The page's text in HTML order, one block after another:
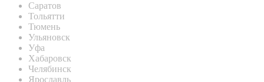
Саратов
Тольятти
Тюмень
Ульяновск
Уфа
Хабаровск
Челябинск
Ярославль